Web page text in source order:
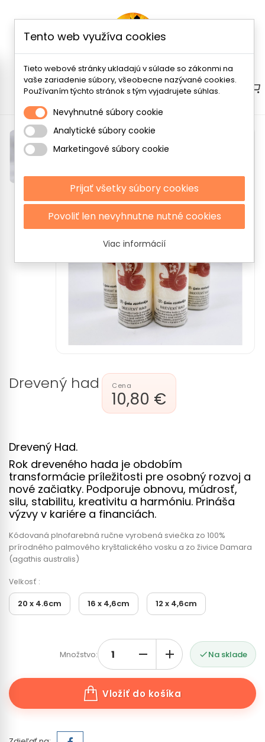
Menu
Drevený had
10,80 €
Drevený Had.
Rok dreveného hada je obdobím
transformácie príležitosti pre osobný rozvoj a
nové začiatky. Podporuje obnovu, múdrosť,
silu, stabilitu, kreativitu a harmóniu. Prináša
výzvy v kariére a financiách.
Kódovaná plnofarebná ručne vyrobená sviečka zo 100%
prírodného palmového kryštalického vosku a zo živice Damara
(agathis australis)
Velkosť :
20 x 4.6cm 16 x 4,6cm 12 x 4,6cm
Množstvo: Na sklade
Vložiť do košíka
Tento web využíva cookies
Tieto webové stránky ukladajú v súlade so zákonmi na
vaše zariadenie súbory, všeobecne nazývané cookies.
Používaním týchto stránok s tým vyjadrujete súhlas.
Nevyhnutné súbory cookie
Analytické súbory cookie
Marketingové súbory cookie
Prijať všetky súbory cookies
Povoliť len nevyhnutne nutné cookies
Viac informácií